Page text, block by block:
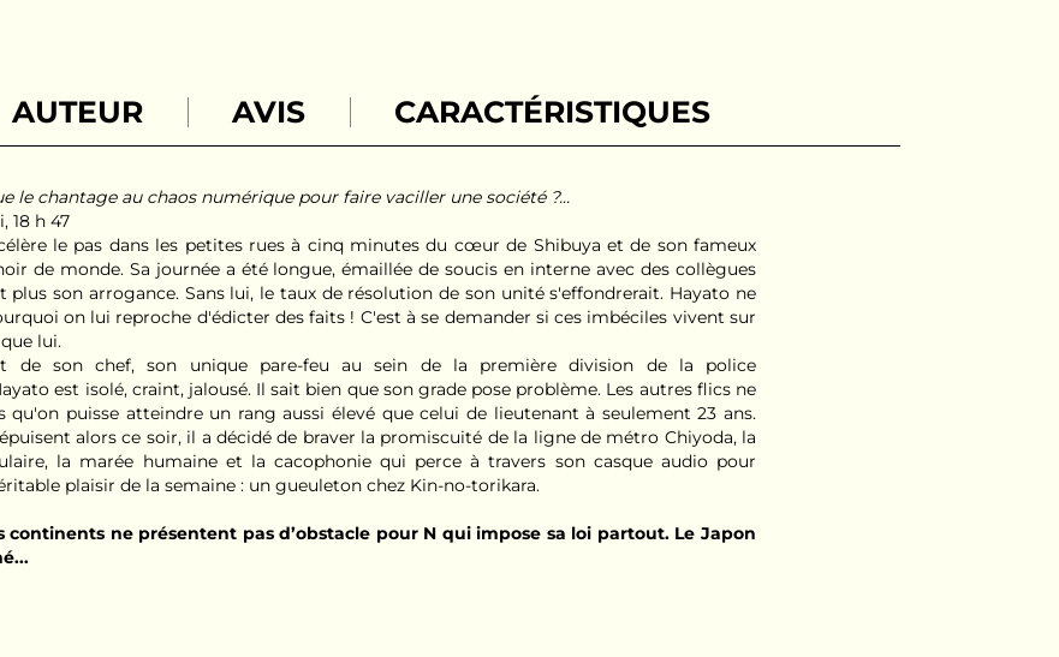
AUTEUR AVIS CARACTÉRISTIQUES
le chantage au chaos numérique pour faire vaciller une société ?...
18 h 47
le pas dans les petites rues à cinq minutes du cœur de Shibuya et de son fameux
de monde. Sa journée a été longue, émaillée de soucis en interne avec des collègues
plus son arrogance. Sans lui, le taux de résolution de son unité s'effondrerait. Hayato ne
on lui reproche d'édicter des faits ! C'est à se demander si ces imbéciles vivent sur
lui.
de son chef, son unique pare-feu au sein de la première division de la police
est isolé, craint, jalousé. Il sait bien que son grade pose problème. Les autres flics ne
qu'on puisse atteindre un rang aussi élevé que celui de lieutenant à seulement 23 ans.
alors ce soir, il a décidé de braver la promiscuité de la ligne de métro Chiyoda, la
la marée humaine et la cacophonie qui perce à travers son casque audio pour
plaisir de la semaine : un gueuleton chez Kin-no-torikara.
continents ne présentent pas d’obstacle pour N qui impose sa loi partout. Le Japon